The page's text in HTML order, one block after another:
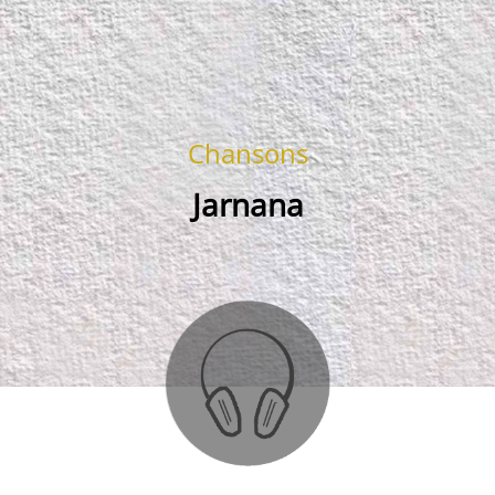
Chansons
Jarnana